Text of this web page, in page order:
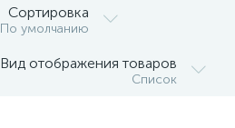
Сортировка
По умолчанию
Вид отображения товаров
Список